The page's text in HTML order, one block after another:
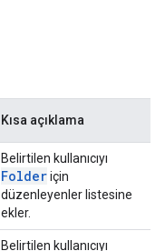
Kısa açıklama
Belirtilen kullanıcıyı
Folderiçin
düzenleyenler listesine
ekler.
Belirtilen kullanıcıyı